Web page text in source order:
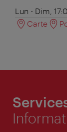
Lun - Dim,
Carte